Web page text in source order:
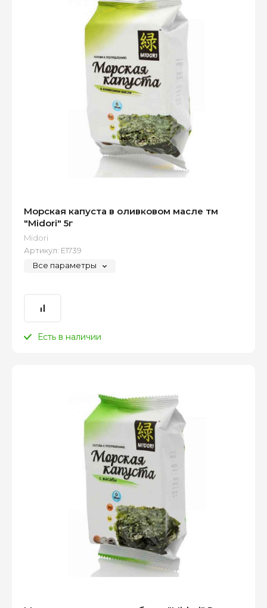
Морская капуста в оливковом масле тм
"Midori" 5г
Midori
Артикул: Е1739
Все параметры
Есть в наличии